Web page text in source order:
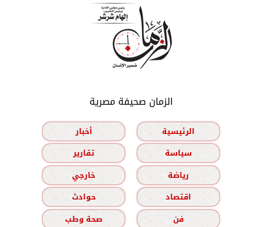
الزمان صحيفة مصرية
الرئيسية
أخبار
سياسة
تقارير
رياضة
خارجي
اقتصاد
حوادث
فن
صحة وطب